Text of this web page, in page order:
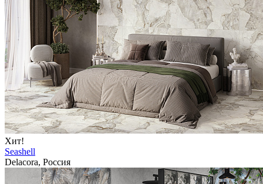
Хит!
Seashell
Delacora, Россия